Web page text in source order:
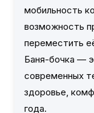
мобильность
возможность
переместить
Баня-бочка —
современных
здоровье,
года.